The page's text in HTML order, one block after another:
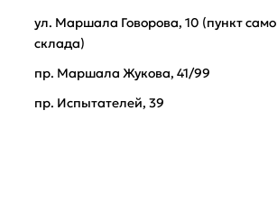
ул. Маршала Говорова, 10 (пункт
склада)
пр. Маршала Жукова, 41/99
пр. Испытателей, 39